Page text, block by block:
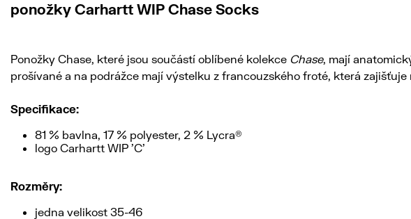
ponožky Carhartt WIP Chase Socks
Ponožky Chase, které jsou součástí oblíbené kolekce Chase, mají
prošívané a na podrážce mají výstelku z francouzského froté, která
Specifikace:
81 % bavlna, 17 % polyester, 2 % Lycra®
logo Carhartt WIP 'C'
Rozměry:
jedna velikost 35-46